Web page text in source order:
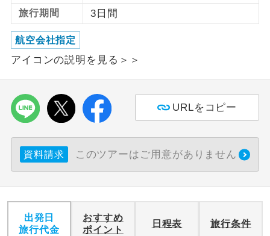
旅行期間 3日間
航空会社指定
アイコンの説明を見る＞＞
URLをコピー
資料請求 このツアーはご用意がありません
出発日
旅行代金
おすすめ
ポイント
日程表 旅行条件